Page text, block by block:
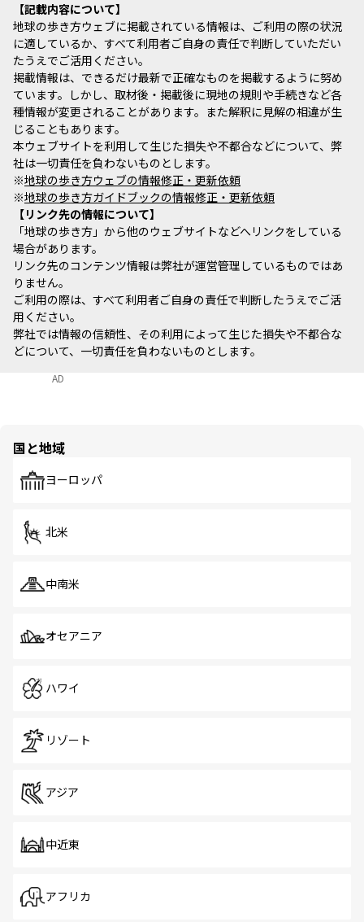
記載内容について
地球の歩き方ウェブに掲載されている情報は、ご利用の際の状況
に適しているか、すべて利用者ご自身の責任で判断していただい
たうえでご活用ください。
掲載情報は、できるだけ最新で正確なものを掲載するように努め
ています。しかし、取材後・掲載後に現地の規則や手続きなど各
種情報が変更されることがあります。また解釈に見解の相違が生
じることもあります。
本ウェブサイトを利用して生じた損失や不都合などについて、弊
社は一切責任を負わないものとします。
※地球の歩き方ウェブの情報修正・更新依頼
※地球の歩き方ガイドブックの情報修正・更新依頼
リンク先の情報について
「地球の歩き方」から他のウェブサイトなどへリンクをしている
場合があります。
リンク先のコンテンツ情報は弊社が運営管理しているものではあ
りません。
ご利用の際は、すべて利用者ご自身の責任で判断したうえでご活
用ください。
弊社では情報の信頼性、その利用によって生じた損失や不都合な
どについて、一切責任を負わないものとします。
AD
国と地域
ヨーロッパ
北米
中南米
オセアニア
ハワイ
リゾート
アジア
中近東
アフリカ